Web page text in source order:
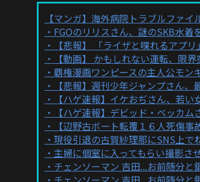
【マンガ】海外病院トラブルファイ
FGOのリリスさん、謎のSKB水着
【悲報】 「ライザと喋れるアプ
【動画】 かもしれない運転、限界
覇権漫画ワンピースの主人公モン
【悲報】週刊少年ジャンプさん、
【ハゲ速報】イケおぢさん、若い
【ハゲ速報】デビッド・ベッカム
【辺野古ボート転覆１６人死傷事
現役引退の古賀紗理那にSNS上で
主婦に個室に入ってもらい撮影さ
チェンソーマン 吉田...お前随分と